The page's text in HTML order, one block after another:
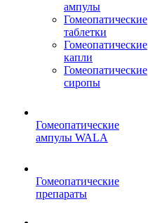
ампулы
Гомеопатические
таблетки
Гомеопатические
капли
Гомеопатические
сиропы
Гомеопатические
ампулы WALA
Гомеопатические
препараты